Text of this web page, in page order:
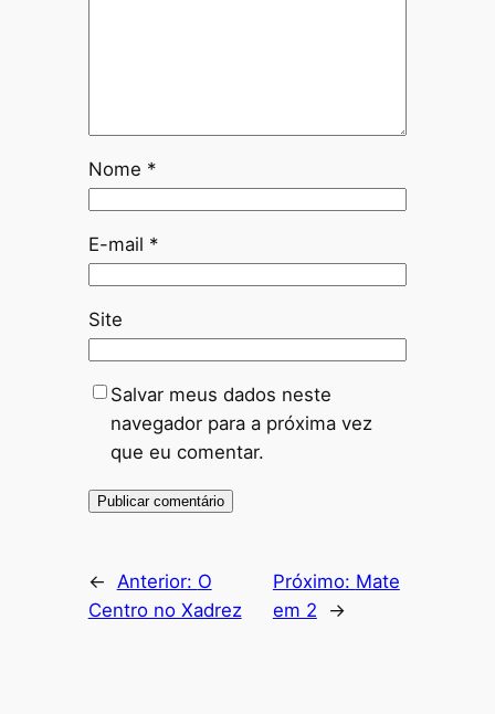
Nome *
E-mail *
Site
Salvar meus dados neste
navegador para a próxima vez
que eu comentar.
← Anterior: O
Centro no Xadrez
Próximo: Mate
em 2
→